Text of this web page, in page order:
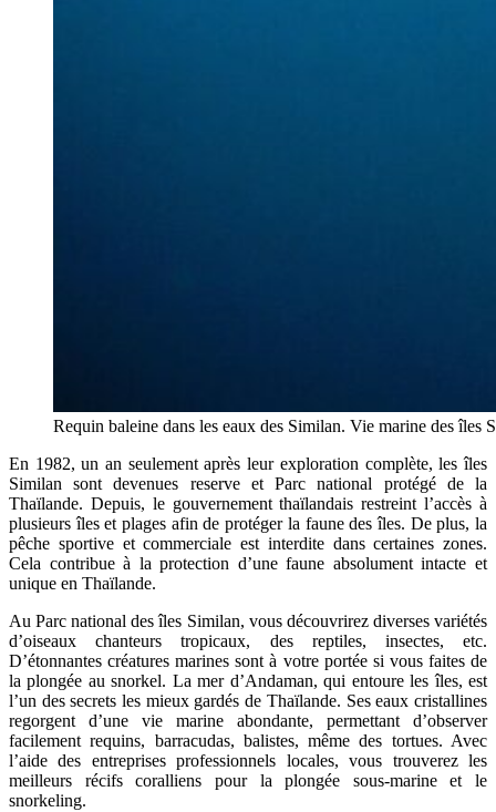
Requin baleine dans les eaux des Similan. Vie marine des îles
En 1982, un an seulement après leur exploration complète, les îles
Similan sont devenues reserve et Parc national protégé de la
Thaïlande. Depuis, le gouvernement thaïlandais restreint l’accès à
plusieurs îles et plages afin de protéger la faune des îles. De plus, la
pêche sportive et commerciale est interdite dans certaines zones.
Cela contribue à la protection d’une faune absolument intacte et
unique en Thaïlande.
Au Parc national des îles Similan, vous découvrirez diverses variétés
d’oiseaux chanteurs tropicaux, des reptiles, insectes, etc.
D’étonnantes créatures marines sont à votre portée si vous faites de
la plongée au snorkel. La mer d’Andaman, qui entoure les îles, est
l’un des secrets les mieux gardés de Thaïlande. Ses eaux cristallines
regorgent d’une vie marine abondante, permettant d’observer
facilement requins, barracudas, balistes, même des tortues. Avec
l’aide des entreprises professionnels locales, vous trouverez les
meilleurs récifs coralliens pour la plongée sous-marine et le
snorkeling.